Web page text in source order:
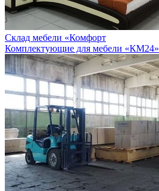
Склад мебели «Комфорт
Комплектующие для мебели «КМ24»